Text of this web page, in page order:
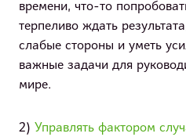
времени, что-то
терпеливо ждать
слабые стороны и уметь
важные задачи для
мире.
2) Управлять фактором